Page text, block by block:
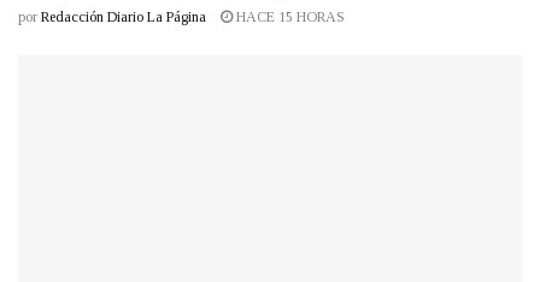
por Redacción Diario La Página HACE 15 HORAS